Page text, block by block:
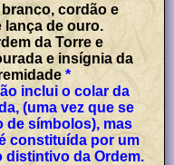
cordão e
lança de ouro.
da Torre e
e insígnia da
*
inclui o colar da
(uma vez que se
de símbolos), mas
constituída por um
distintivo da Ordem.